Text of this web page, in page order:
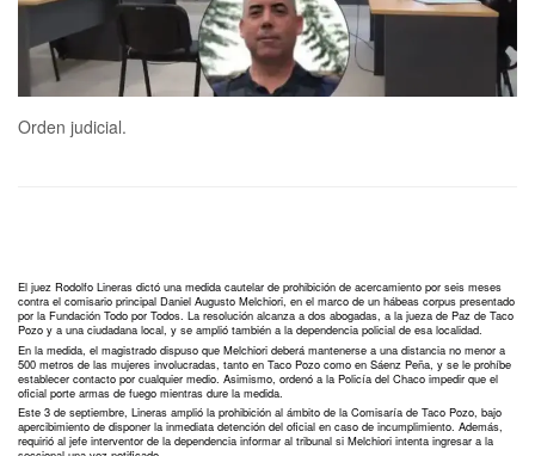
Orden judicial.
El juez Rodolfo Lineras dictó una medida cautelar de prohibición de acercamiento por seis meses
contra el comisario principal Daniel Augusto Melchiori, en el marco de un hábeas corpus presentado
por la Fundación Todo por Todos. La resolución alcanza a dos abogadas, a la jueza de Paz de Taco
Pozo y a una ciudadana local, y se amplió también a la dependencia policial de esa localidad.
En la medida, el magistrado dispuso que Melchiori deberá mantenerse a una distancia no menor a
500 metros de las mujeres involucradas, tanto en Taco Pozo como en Sáenz Peña, y se le prohíbe
establecer contacto por cualquier medio. Asimismo, ordenó a la Policía del Chaco impedir que el
oficial porte armas de fuego mientras dure la medida.
Este 3 de septiembre, Lineras amplió la prohibición al ámbito de la Comisaría de Taco Pozo, bajo
apercibimiento de disponer la inmediata detención del oficial en caso de incumplimiento. Además,
requirió al jefe interventor de la dependencia informar al tribunal si Melchiori intenta ingresar a la